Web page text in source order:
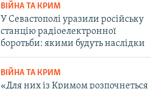
ВІЙНА ТА КРИМ
У Севастополі уразили російську
станцію радіоелектронної
боротьби: якими будуть наслідки
ВІЙНА ТА КРИМ
«Для них із Кримом розпочнеться